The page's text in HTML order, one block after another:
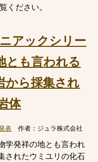
ください。
アックシリー
とも言われる
から採集され
体
表 作者： ジュラ株式会社
学発祥の地とも言われ
されたウミユリの化石